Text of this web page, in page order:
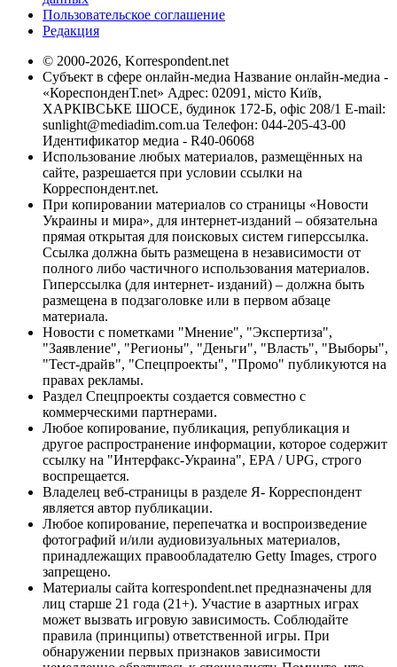
Пользовательское соглашение
Редакция
© 2000-2026, Korrespondent.net
Субъект в сфере онлайн-медиа Название онлайн-медиа -
«КореспонденТ.net» Адрес: 02091, місто Київ,
ХАРКІВСЬКЕ ШОСЕ, будинок 172-Б, офіс 208/1 E-mail:
sunlight@mediadim.com.ua Телефон: 044-205-43-00
Идентификатор медиа - R40-06068
Использование любых материалов, размещённых на
сайте, разрешается при условии ссылки на
Корреспондент.net.
При копировании материалов со страницы «Новости
Украины и мира», для интернет-изданий – обязательна
прямая открытая для поисковых систем гиперссылка.
Ссылка должна быть размещена в независимости от
полного либо частичного использования материалов.
Гиперссылка (для интернет- изданий) – должна быть
размещена в подзаголовке или в первом абзаце
материала.
Новости с пометками "Мнение", "Экспертиза",
"Заявление", "Регионы", "Деньги", "Власть", "Выборы",
"Тест-драйв", "Спецпроекты", "Промо" публикуются на
правах рекламы.
Раздел Спецпроекты создается совместно с
коммерческими партнерами.
Любое копирование, публикация, републикация и
другое распространение информации, которое содержит
ссылку на "Интерфакс-Украина", EPA / UPG, строго
воспрещается.
Владелец веб-страницы в разделе Я- Корреспондент
является автор публикации.
Любое копирование, перепечатка и воспроизведение
фотографий и/или аудиовизуальных материалов,
принадлежащих правообладателю Getty Images, строго
запрещено.
Материалы сайта korrespondent.net предназначены для
лиц старше 21 года (21+). Участие в азартных играх
может вызвать игровую зависимость. Соблюдайте
правила (принципы) ответственной игры. При
обнаружении первых признаков зависимости